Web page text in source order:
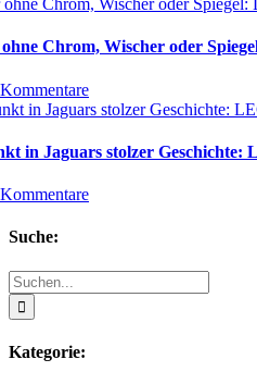
Chrom, Wischer oder
in Jaguars stolzer Geschichte:
Suche:
Suche
nach:
Kategorie: